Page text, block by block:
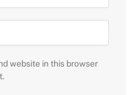
website in this browser